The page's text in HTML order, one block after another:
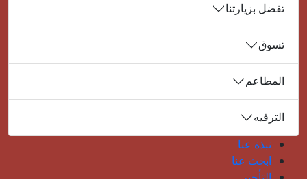
تفضل بزيارتنا
تسوق
المطاعم
الترفيه
نبذة عنا
ابحث عنا